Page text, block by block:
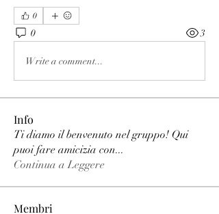
0
0 3
Write a comment...
Info
Ti diamo il benvenuto nel gruppo! Qui
puoi fare amicizia con...
Continua a Leggere
Membri